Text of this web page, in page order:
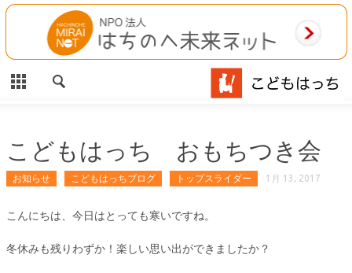
CLOSE
HOME
相談事業
MAP
お問合わせ
こどもはっち おもちつき会
お知らせ こどもはっちブログ トップスライダー 1月 13, 2017
こんにちは、今日はとっても寒いですね。
冬休みも残りわずか！楽しい思い出ができましたか？